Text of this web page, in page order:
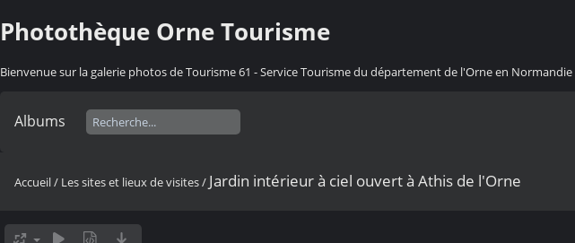
Photothèque Orne Tourisme
Bienvenue sur la galerie photos de Tourisme 61 - Service Tourisme du département de l'Orne en Normandie
Albums
Accueil/ Les sites et lieux de visites/ Jardin intérieur à ciel ouvert à Athis de l'Orne